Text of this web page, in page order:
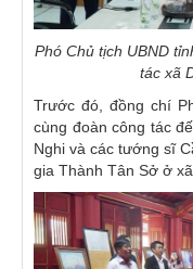
Phó Chủ tịch UBND
tác xã
Trước đó, đồng chí
cùng đoàn công tác
Nghi và các tướng sĩ
gia Thành Tân Sở ở